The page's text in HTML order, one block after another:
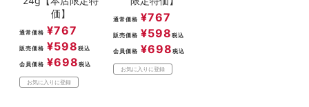
価】
通常価格 ¥767
販売価格 ¥598 税込
会員価格 ¥698 税込
お気に入りに登録
通常価格 ¥767
販売価格 ¥598 税込
会員価格 ¥698 税込
お気に入りに登録